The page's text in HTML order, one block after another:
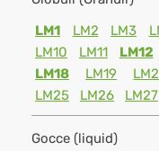
LM1
LM2 LM3
LM10
LM11 LM12
LM18
LM19
LM25
LM26 LM27
Gocce (liquid)